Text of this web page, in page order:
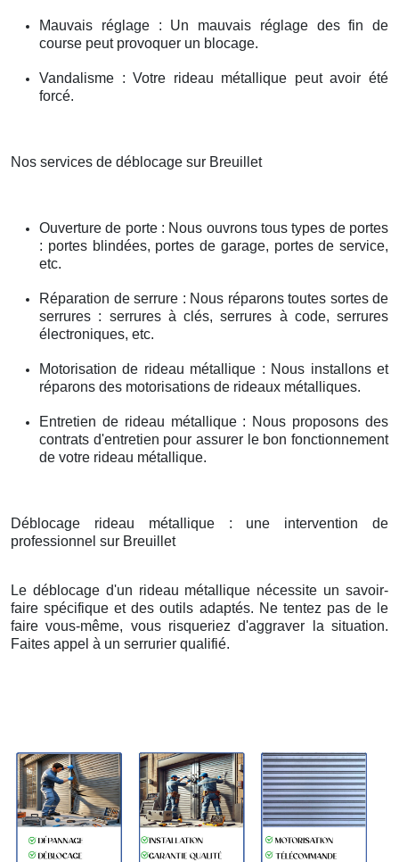
Mauvais réglage : Un mauvais réglage des fin de
course peut provoquer un blocage.
Vandalisme : Votre rideau métallique peut avoir été
forcé.
Nos services de déblocage sur Breuillet
Ouverture de porte : Nous ouvrons tous types de portes
: portes blindées, portes de garage, portes de service,
etc.
Réparation de serrure : Nous réparons toutes sortes de
serrures : serrures à clés, serrures à code, serrures
électroniques, etc.
Motorisation de rideau métallique : Nous installons et
réparons des motorisations de rideaux métalliques.
Entretien de rideau métallique : Nous proposons des
contrats d'entretien pour assurer le bon fonctionnement
de votre rideau métallique.
Déblocage rideau métallique : une intervention de
professionnel sur Breuillet
Le déblocage d'un rideau métallique nécessite un savoir-
faire spécifique et des outils adaptés. Ne tentez pas de le
faire vous-même, vous risqueriez d'aggraver la situation.
Faites appel à un serrurier qualifié.